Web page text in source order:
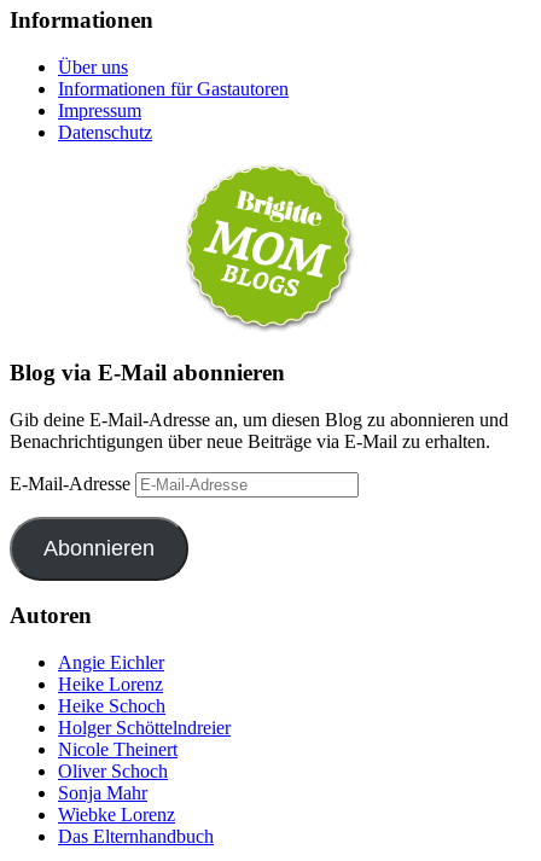
Informationen
Über uns
Informationen für Gastautoren
Impressum
Datenschutz
Blog via E-Mail abonnieren
Gib deine E-Mail-Adresse an, um diesen Blog zu abonnieren und
Benachrichtigungen über neue Beiträge via E-Mail zu erhalten.
E-Mail-Adresse
Abonnieren
Autoren
Angie Eichler
Heike Lorenz
Heike Schoch
Holger Schöttelndreier
Nicole Theinert
Oliver Schoch
Sonja Mahr
Wiebke Lorenz
Das Elternhandbuch